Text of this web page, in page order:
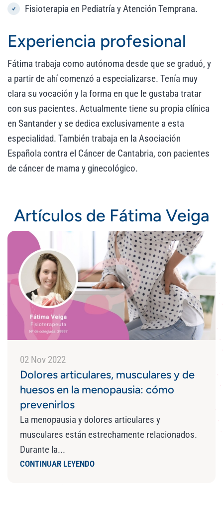
Fisioterapia en Pediatría y Atención Temprana.
Experiencia profesional
Fátima trabaja como autónoma desde que se graduó, y
a partir de ahí comenzó a especializarse. Tenía muy
clara su vocación y la forma en que le gustaba tratar
con sus pacientes. Actualmente tiene su propia clínica
en Santander y se dedica exclusivamente a esta
especialidad. También trabaja en la Asociación
Española contra el Cáncer de Cantabria, con pacientes
de cáncer de mama y ginecológico.
Artículos de Fátima Veiga
02 Nov 2022
Dolores articulares, musculares y de
huesos en la menopausia: cómo
prevenirlos
La menopausia y dolores articulares y
musculares están estrechamente relacionados.
Durante la...
CONTINUAR LEYENDO